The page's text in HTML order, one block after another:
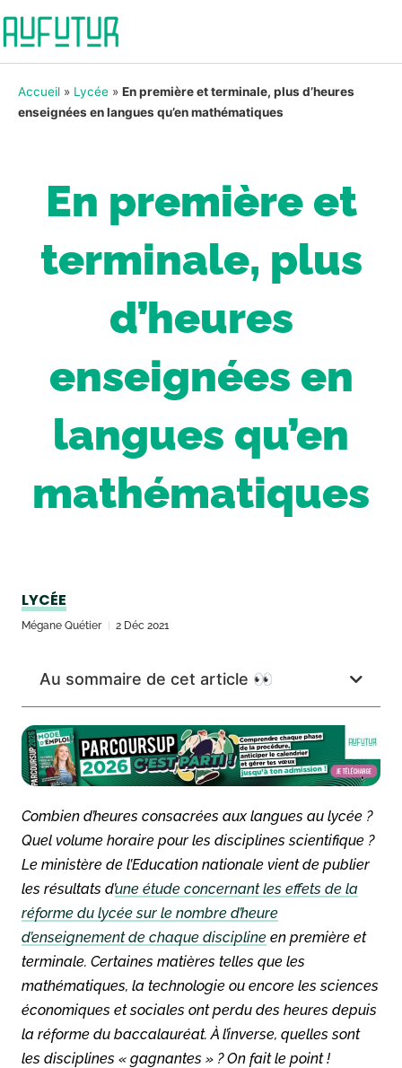
Accueil » Lycée » En première et terminale, plus d’heures
enseignées en langues qu’en mathématiques
En première et
terminale, plus
d’heures
enseignées en
langues qu’en
mathématiques
LYCÉE
Mégane Quétier 2 Déc 2021
Au sommaire de cet article 👀
Combien d’heures consacrées aux langues au lycée ?
Quel volume horaire pour les disciplines scientifique ?
Le ministère de l’Education nationale vient de publier
les résultats d’une étude concernant les effets de la
réforme du lycée sur le nombre d’heure
d’enseignement de chaque discipline en première et
terminale. Certaines matières telles que les
mathématiques, la technologie ou encore les sciences
économiques et sociales ont perdu des heures depuis
la réforme du baccalauréat. À l’inverse, quelles sont
les disciplines « gagnantes » ? On fait le point !